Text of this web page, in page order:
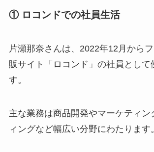
① ロコンドでの社員生活
片瀬那奈さんは、2022年12月から
販サイト「ロコンド」の社員として
す。
主な業務は商品開発やマーケティン
ィングなど幅広い分野にわたります。